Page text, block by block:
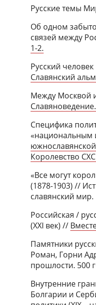
Русские темы
Об одном
связей между
1-2.
Русский
Славянский
Между Москвой
Специфика
«национальным
Королевство
«Все могут
(1878-1903) //
славянский
Российская /
(XXI век) //
Памятники
Роман, Горни
прошлости. 500
Внутренние
Болгарии и